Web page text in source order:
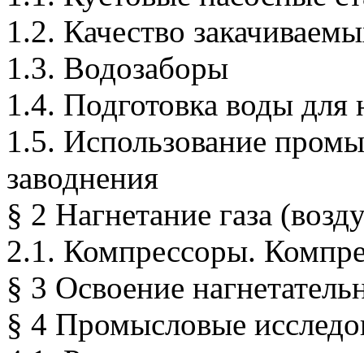
1.2. Качество
1.3. Водозаборы
1.4. Подготовка воды для
1.5. Использование
заводнения
§ 2 Нагнетание газа
2.1. Компрессоры.
§ 3 Освоение
§ 4 Промысловые